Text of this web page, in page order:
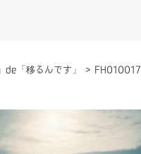
de「移るんです」 > FH010017